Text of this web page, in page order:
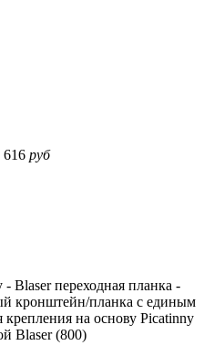
616 руб
переходная планка -
кронштейн/планка с единым
на основу Picatinny
Blaser (800)